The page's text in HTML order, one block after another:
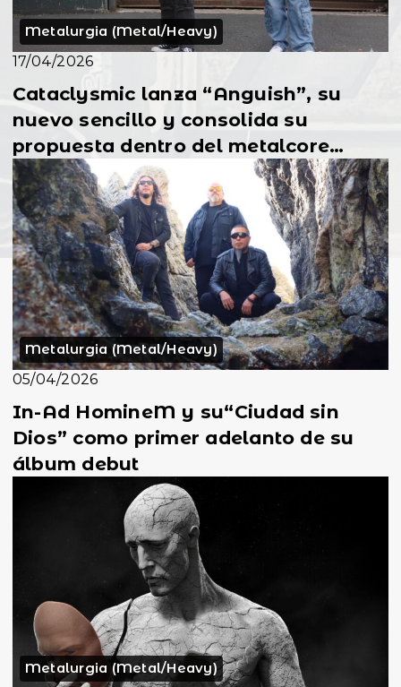
Metalurgia (Metal/Heavy)
17/04/2026
Cataclysmic lanza “Anguish”, su
nuevo sencillo y consolida su
propuesta dentro del metalcore
contemporáneo
Metalurgia (Metal/Heavy)
05/04/2026
In-Ad HomineM y su“Ciudad sin
Dios” como primer adelanto de su
álbum debut
Metalurgia (Metal/Heavy)